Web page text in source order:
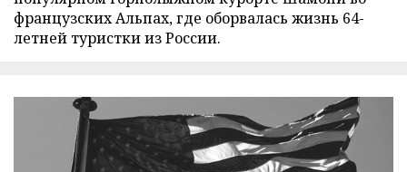
французских Альпах, где оборвалась жизнь 64-
летней туристки из России.